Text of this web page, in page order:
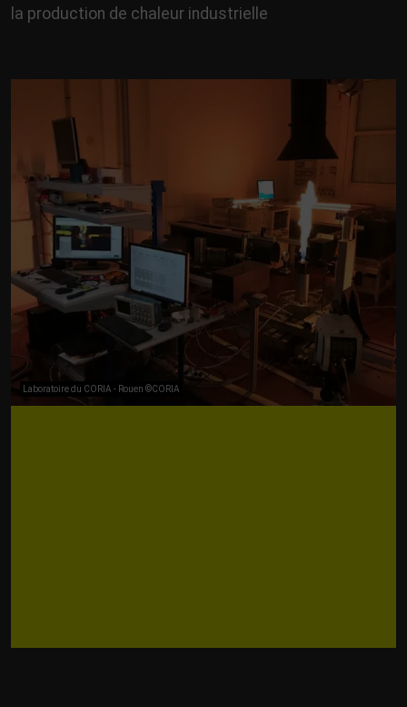
la production de chaleur industrielle
Laboratoire du CORIA - Rouen ©CORIA